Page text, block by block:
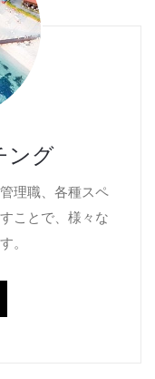
ング
理職、各種スペ
ことで、様々な
。